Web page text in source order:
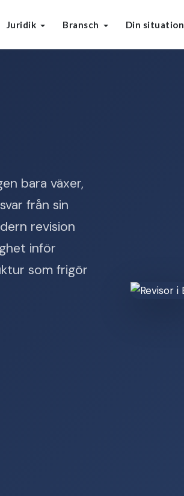
Juridik Bransch Din situation
bara växer,
från sin
revision
inför
som frigör